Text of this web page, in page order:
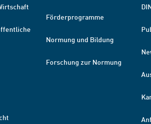
Förderprogramme
Normung und Bildung
Forschung zur Normung